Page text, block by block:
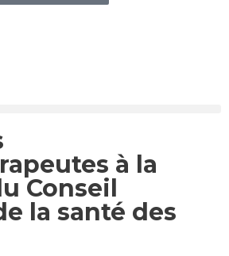
à la
Conseil
la santé des